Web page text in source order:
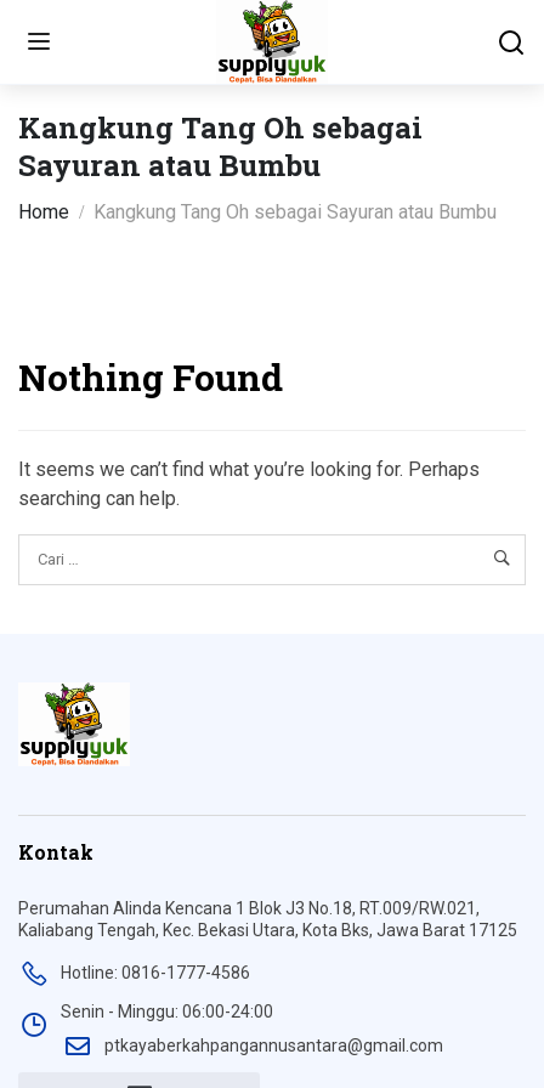
Home Kangkung Tang Oh sebagai Sayuran atau Bumbu
Kangkung Tang Oh sebagai
Sayuran atau Bumbu
Nothing Found
It seems we can’t find what you’re looking for. Perhaps
searching can help.
Kontak
Perumahan Alinda Kencana 1 Blok J3 No.18, RT.009/RW.021,
Kaliabang Tengah, Kec. Bekasi Utara, Kota Bks, Jawa Barat 17125
Hotline: 0816-1777-4586
Senin - Minggu: 06:00-24:00
ptkayaberkahpangannusantara@gmail.com